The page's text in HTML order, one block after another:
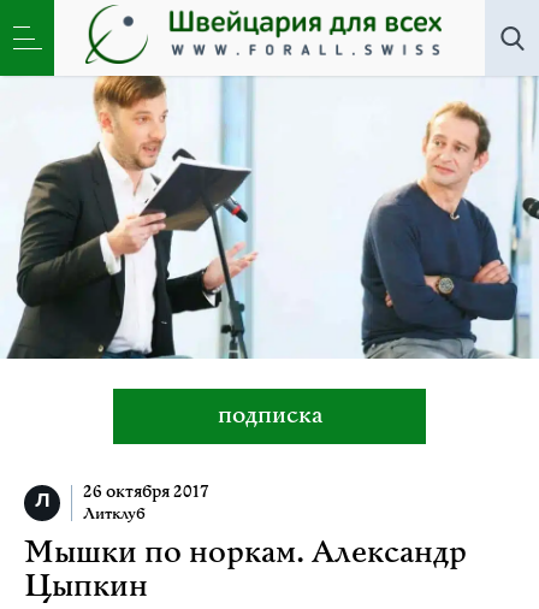
Все авторы»Александр Цыпкин
подписка
26 октября 2017
Литклуб
Мышки по норкам. Александр
Цыпкин